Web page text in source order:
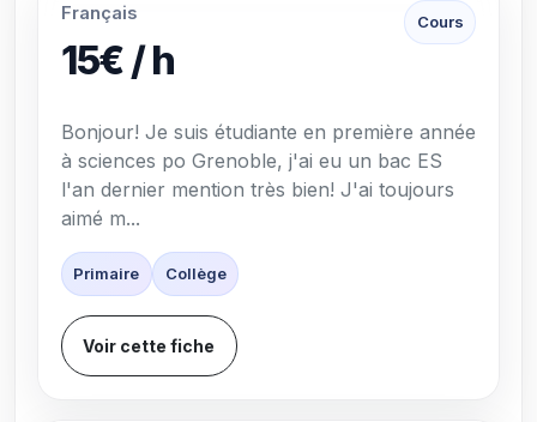
Français
15€ / h
Cours
Bonjour! Je suis étudiante en première année
à sciences po Grenoble, j'ai eu un bac ES
l'an dernier mention très bien! J'ai toujours
aimé m...
Primaire Collège
Voir cette fiche